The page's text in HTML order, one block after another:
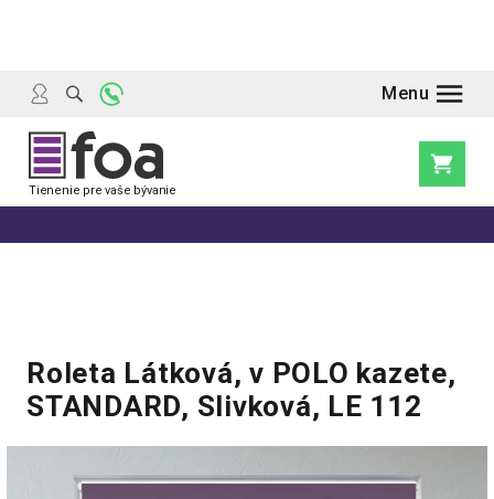
Roleta Látková, v POLO kazete,
STANDARD, Slivková, LE 112